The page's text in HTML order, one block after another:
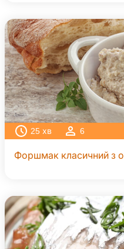
25 хв 6
Форшмак класичний з